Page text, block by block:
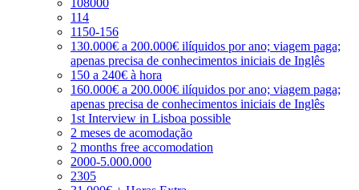
114
1150-156
130.000€ a 200.000€ ilíquidos por ano; viagem paga;
apenas precisa de conhecimentos iniciais de Inglês
150 a 240€ à hora
160.000€ a 200.000€ ilíquidos por ano; viagem paga;
apenas precisa de conhecimentos iniciais de Inglês
1st Interview in Lisboa possible
2 meses de acomodação
2 months free accomodation
2000-5.000.000
2305